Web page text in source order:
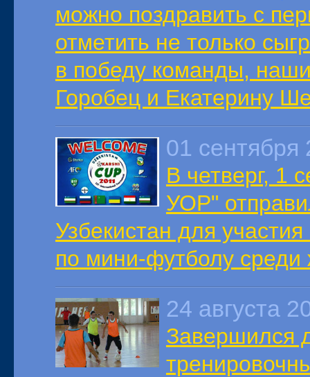
можно поздравить с
отметить не только
в победу команды,
Горобец и Екатерину
01 сентября
В четверг, 1
УОР"
Узбекистан для
по мини-футболу
24 августа
Завершился